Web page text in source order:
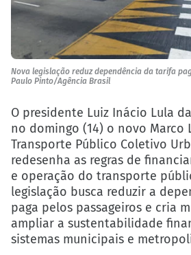
Nova legislação reduz dependência da tarifa
Paulo Pinto/Agência Brasil
O presidente Luiz Inácio Lula
no domingo (14) o novo Marco
Transporte Público Coletivo
redesenha as regras de
e operação do transporte
legislação busca reduzir a
paga pelos passageiros e cria
ampliar a sustentabilidade
sistemas municipais e